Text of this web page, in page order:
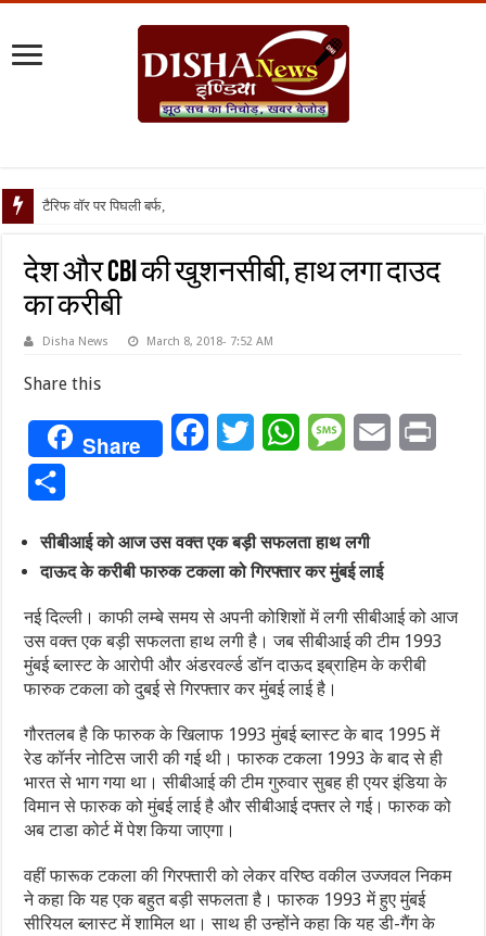
टैरिफ वॉर पर पिघली बर्फ, ट्रंप और मोदी
देश और CBI की खुशनसीबी, हाथ लगा दाउद
का करीबी
Disha News March 8, 2018- 7:52 AM
Share this
Share FacebookTwitterWhatsAppMessageEmail
सीबीआई को आज उस वक्त एक बड़ी सफलता हाथ लगी
दाऊद के करीबी फारुक टकला को गिरफ्तार कर मुंबई लाई
नई दिल्ली। काफी लम्बे समय से अपनी कोशिशों में लगी सीबीआई को आज
उस वक्त एक बड़ी सफलता हाथ लगी है। जब सीबीआई की टीम 1993
मुंबई ब्लास्ट के आरोपी और अंडरवर्ल्ड डॉन दाऊद इब्राहिम के करीबी
फारुक टकला को दुबई से गिरफ्तार कर मुंबई लाई है।
गौरतलब है कि फारुक के खिलाफ 1993 मुंबई ब्लास्ट के बाद 1995 में
रेड कॉर्नर नोटिस जारी की गई थी। फारुक टकला 1993 के बाद से ही
भारत से भाग गया था। सीबीआई की टीम गुरुवार सुबह ही एयर इंडिया के
विमान से फारुक को मुंबई लाई है और सीबीआई दफ्तर ले गई। फारुक को
अब टाडा कोर्ट में पेश किया जाएगा।
वहीं फारूक टकला की गिरफ्तारी को लेकर वरिष्ठ वकील उज्जवल निकम
ने कहा कि यह एक बहुत बड़ी सफलता है। फारुक 1993 में हुए मुंबई
सीरियल ब्लास्ट में शामिल था। साथ ही उन्होंने कहा कि यह डी-गैंग के